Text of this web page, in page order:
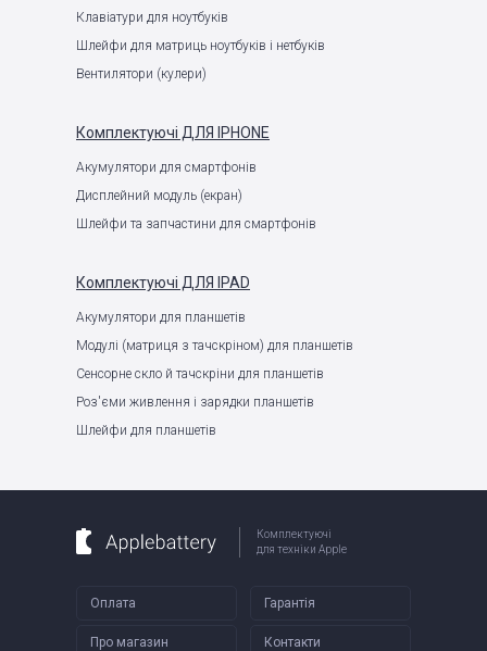
Клавіатури для ноутбуків
Шлейфи для матриць ноутбуків і нетбуків
Вентилятори (кулери)
Комплектуючі ДЛЯ IPHONE
Акумулятори для смартфонів
Дисплейний модуль (екран)
Шлейфи та запчастини для смартфонів
Комплектуючі ДЛЯ IPAD
Акумулятори для планшетів
Модулі (матриця з тачскріном) для планшетів
Сенсорне скло й тачскріни для планшетів
Роз'єми живлення і зарядки планшетів
Шлейфи для планшетів
Комплектуючі
для техніки Apple
Оплата Гарантія
Про магазин Контакти